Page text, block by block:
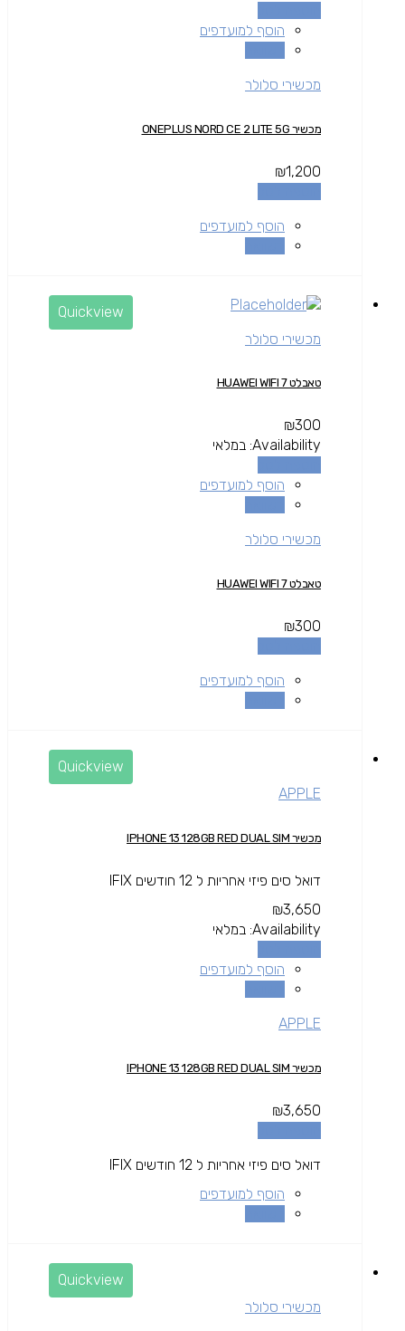
הוסף למועדפים
מכשירי סלולר
מכשיר ONEPLUS NORD CE 2 LITE 5G
₪1,200
הוסף למועדפים
Quickview
מכשירי סלולר
טאבלט HUAWEI WIFI 7
₪300
Availability: במלאי
הוסף למועדפים
מכשירי סלולר
טאבלט HUAWEI WIFI 7
₪300
הוסף למועדפים
Quickview
APPLE
מכשיר IPHONE 13 128GB RED DUAL SIM
דואל סים פיזי אחריות ל 12 חודשים IFIX
₪3,650
Availability: במלאי
הוסף למועדפים
APPLE
מכשיר IPHONE 13 128GB RED DUAL SIM
₪3,650
דואל סים פיזי אחריות ל 12 חודשים IFIX
הוסף למועדפים
Quickview
מכשירי סלולר